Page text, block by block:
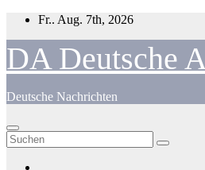
Zum
springen
Fr.. Aug. 7th, 2026
DA Deutsche
Deutsche Nachrichten